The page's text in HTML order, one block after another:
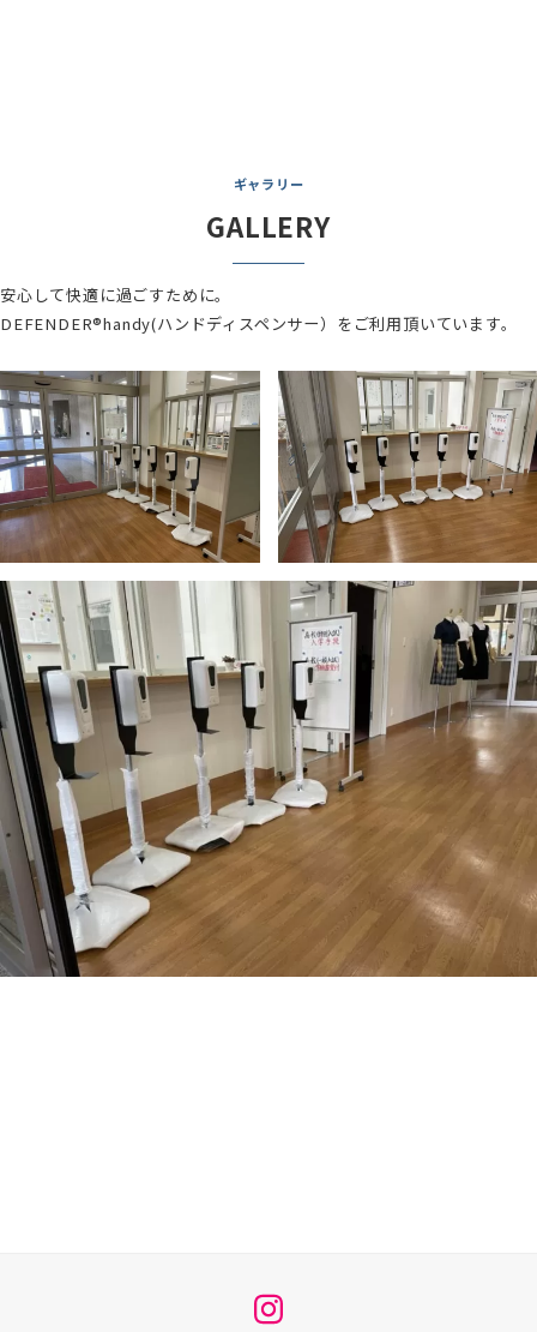
ギャラリー
GALLERY
安心して快適に過ごすために。
DEFENDER®handy(ハンドディスペンサー）をご利用頂いています。
メ